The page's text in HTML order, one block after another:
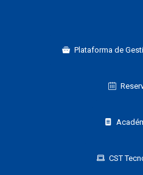
Plataforma de
CST